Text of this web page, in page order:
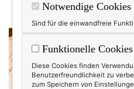
Notwendige Cookies
Sind für die einwandfreie
Funktionelle Cookies
Diese Cookies finden
Benutzerfreundlichkeit zu
zum Speichern von